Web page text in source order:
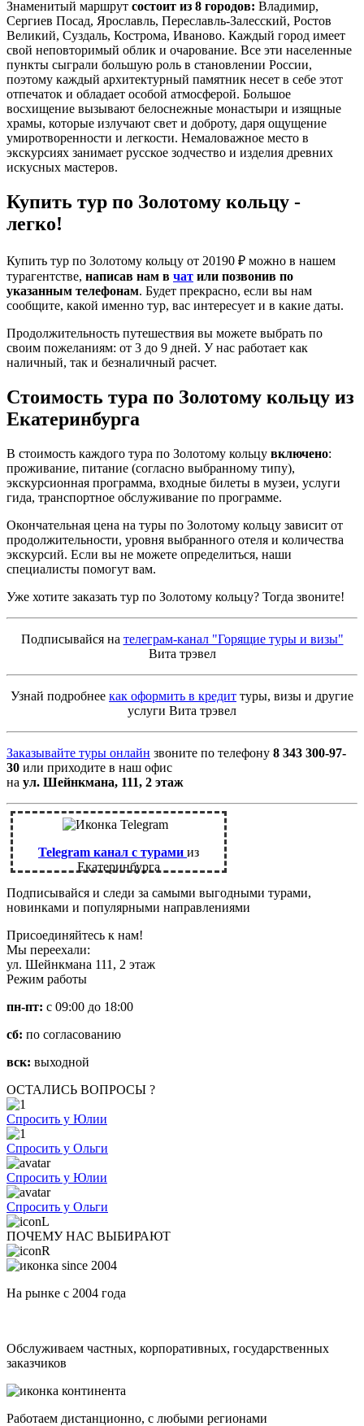
Знаменитый маршрут состоит из 8 городов: Владимир,
Сергиев Посад, Ярославль, Переславль-Залесский, Ростов
Великий, Суздаль, Кострома, Иваново. Каждый город имеет
свой неповторимый облик и очарование. Все эти населенные
пункты сыграли большую роль в становлении России,
поэтому каждый архитектурный памятник несет в себе этот
отпечаток и обладает особой атмосферой. Большое
восхищение вызывают белоснежные монастыри и изящные
храмы, которые излучают свет и доброту, даря ощущение
умиротворенности и легкости. Немаловажное место в
экскурсиях занимает русское зодчество и изделия древних
искусных мастеров.
Купить тур по Золотому кольцу -
легко!
Купить тур по Золотому кольцу от 20190 ₽ можно в нашем
турагентстве, написав нам в чат или позвонив по
указанным телефонам. Будет прекрасно, если вы нам
сообщите, какой именно тур, вас интересует и в какие даты.
Продолжительность путешествия вы можете выбрать по
своим пожеланиям: от 3 до 9 дней. У нас работает как
наличный, так и безналичный расчет.
Стоимость тура по Золотому кольцу из
Екатеринбурга
В стоимость каждого тура по Золотому кольцу включено:
проживание, питание (согласно выбранному типу),
экскурсионная программа, входные билеты в музеи, услуги
гида, транспортное обслуживание по программе.
Окончательная цена на туры по Золотому кольцу зависит от
продолжительности, уровня выбранного отеля и количества
экскурсий. Если вы не можете определиться, наши
специалисты помогут вам.
Уже хотите заказать тур по Золотому кольцу? Тогда звоните!
Подписывайся на телеграм-канал "Горящие туры и визы"
Вита трэвел
Узнай подробнее как оформить в кредит туры, визы и другие
услуги Вита трэвел
Заказывайте туры онлайн звоните по телефону 8 343 300-97-
30 или приходите в наш офис
на ул. Шейнкмана, 111, 2 этаж
Telegram канал с турами из
Екатеринбурга
Подписывайся и следи за самыми выгодными турами,
новинками и популярными направлениями
Присоединяйтесь к нам!
Мы переехали:
ул. Шейнкмана 111, 2 этаж
Режим работы
пн-пт: с 09:00 до 18:00
сб: по согласованию
вск: выходной
ОСТАЛИСЬ ВОПРОСЫ ?
Спросить у Юлии
Спросить у Ольги
Спросить у Юлии
Спросить у Ольги
ПОЧЕМУ НАС ВЫБИРАЮТ
На рынке с 2004 года
Обслуживаем частных, корпоративных, государственных
заказчиков
Работаем дистанционно, с любыми регионами